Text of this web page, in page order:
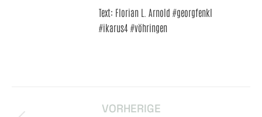
Text: Florian L. Arnold #georgfenkl
#ikarus4 #vöhringen
Beitragsnavigation
VORHERIGE